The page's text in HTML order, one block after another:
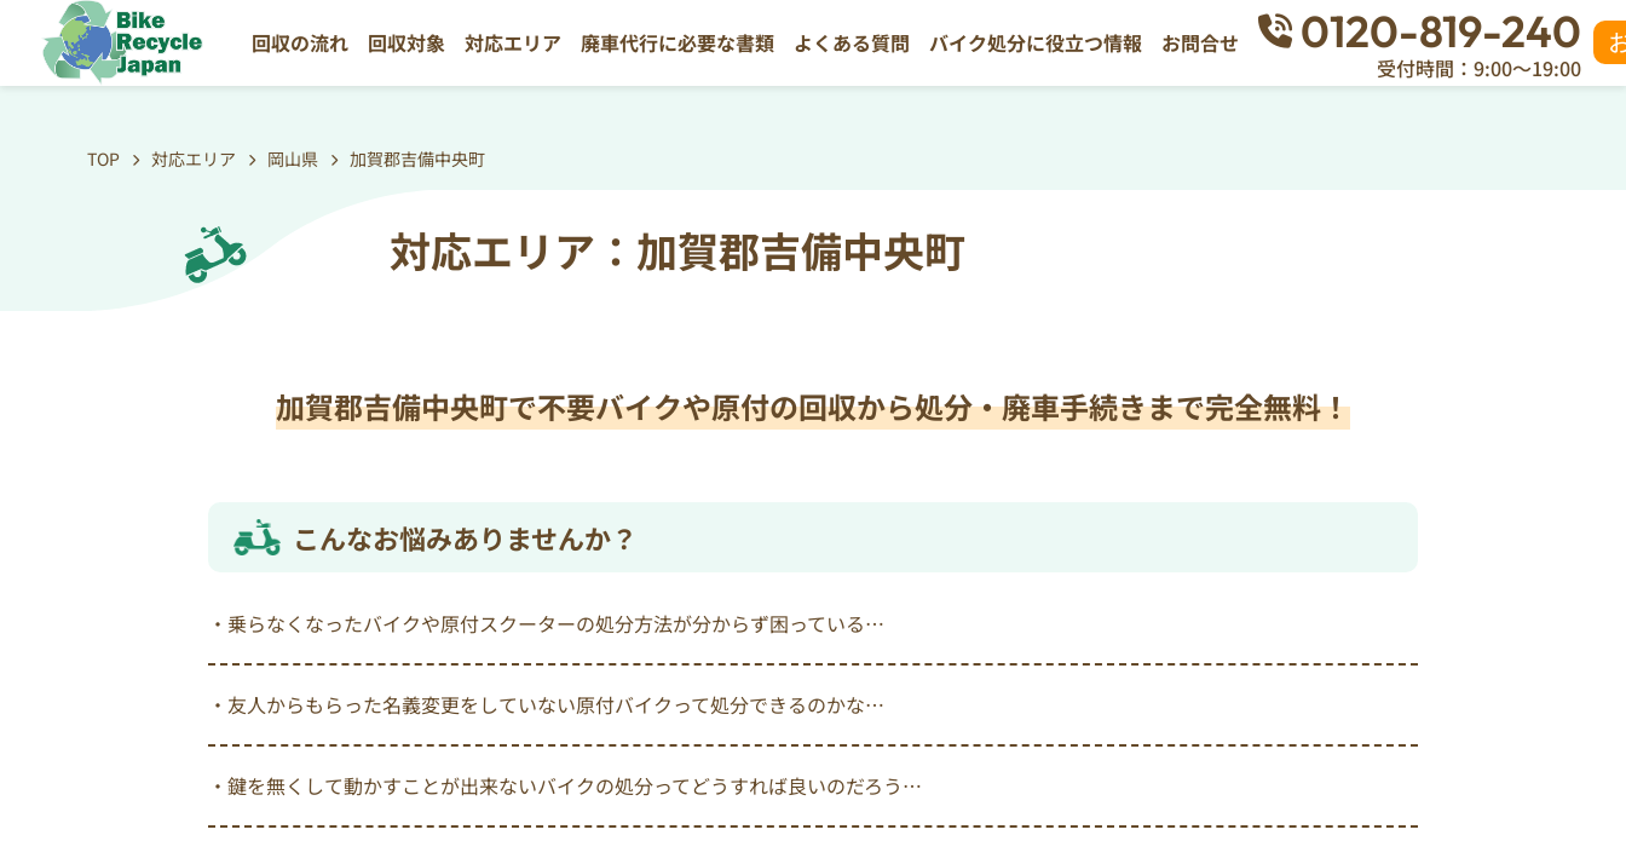
回収の流れ 回収対象 対応エリア 廃車代行に必要な書類 よくある質問 バイク処分に役立つ情報 お問合せ 0120-819-240
受付時間：9:00～19:00
TOP 対応エリア 岡山県 加賀郡吉備中央町
対応エリア：加賀郡吉備中央町
加賀郡吉備中央町で不要バイクや原付の回収から処分・廃車手続きまで完全無料！
こんなお悩みありませんか？
・乗らなくなったバイクや原付スクーターの処分方法が分からず困っている…
・友人からもらった名義変更をしていない原付バイクって処分できるのかな…
・鍵を無くして動かすことが出来ないバイクの処分ってどうすれば良いのだろう…